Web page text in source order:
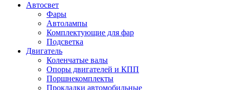
Автосвет
Фары
Автолампы
Комплектующие для фар
Подсветка
Двигатель
Коленчатые валы
Опоры двигателей и КПП
Поршнекомплекты
Прокладки автомобильные